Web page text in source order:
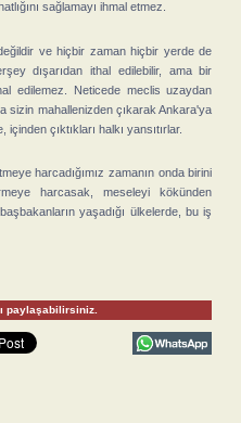
sağlamayı ihmal etmez.
ve hiçbir zaman hiçbir yerde de
dışarıdan ithal edilebilir, ama bir
edilemez. Neticede meclis uzaydan
sizin mahallenizden çıkarak Ankara'ya
çıktıkları halkı yansıtırlar.
harcadığımız zamanın onda birini
harcasak, meseleyi kökünden
yaşadığı ülkelerde, bu iş
paylaşabilirsiniz.